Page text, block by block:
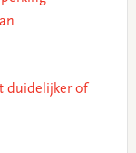
duidelijker of